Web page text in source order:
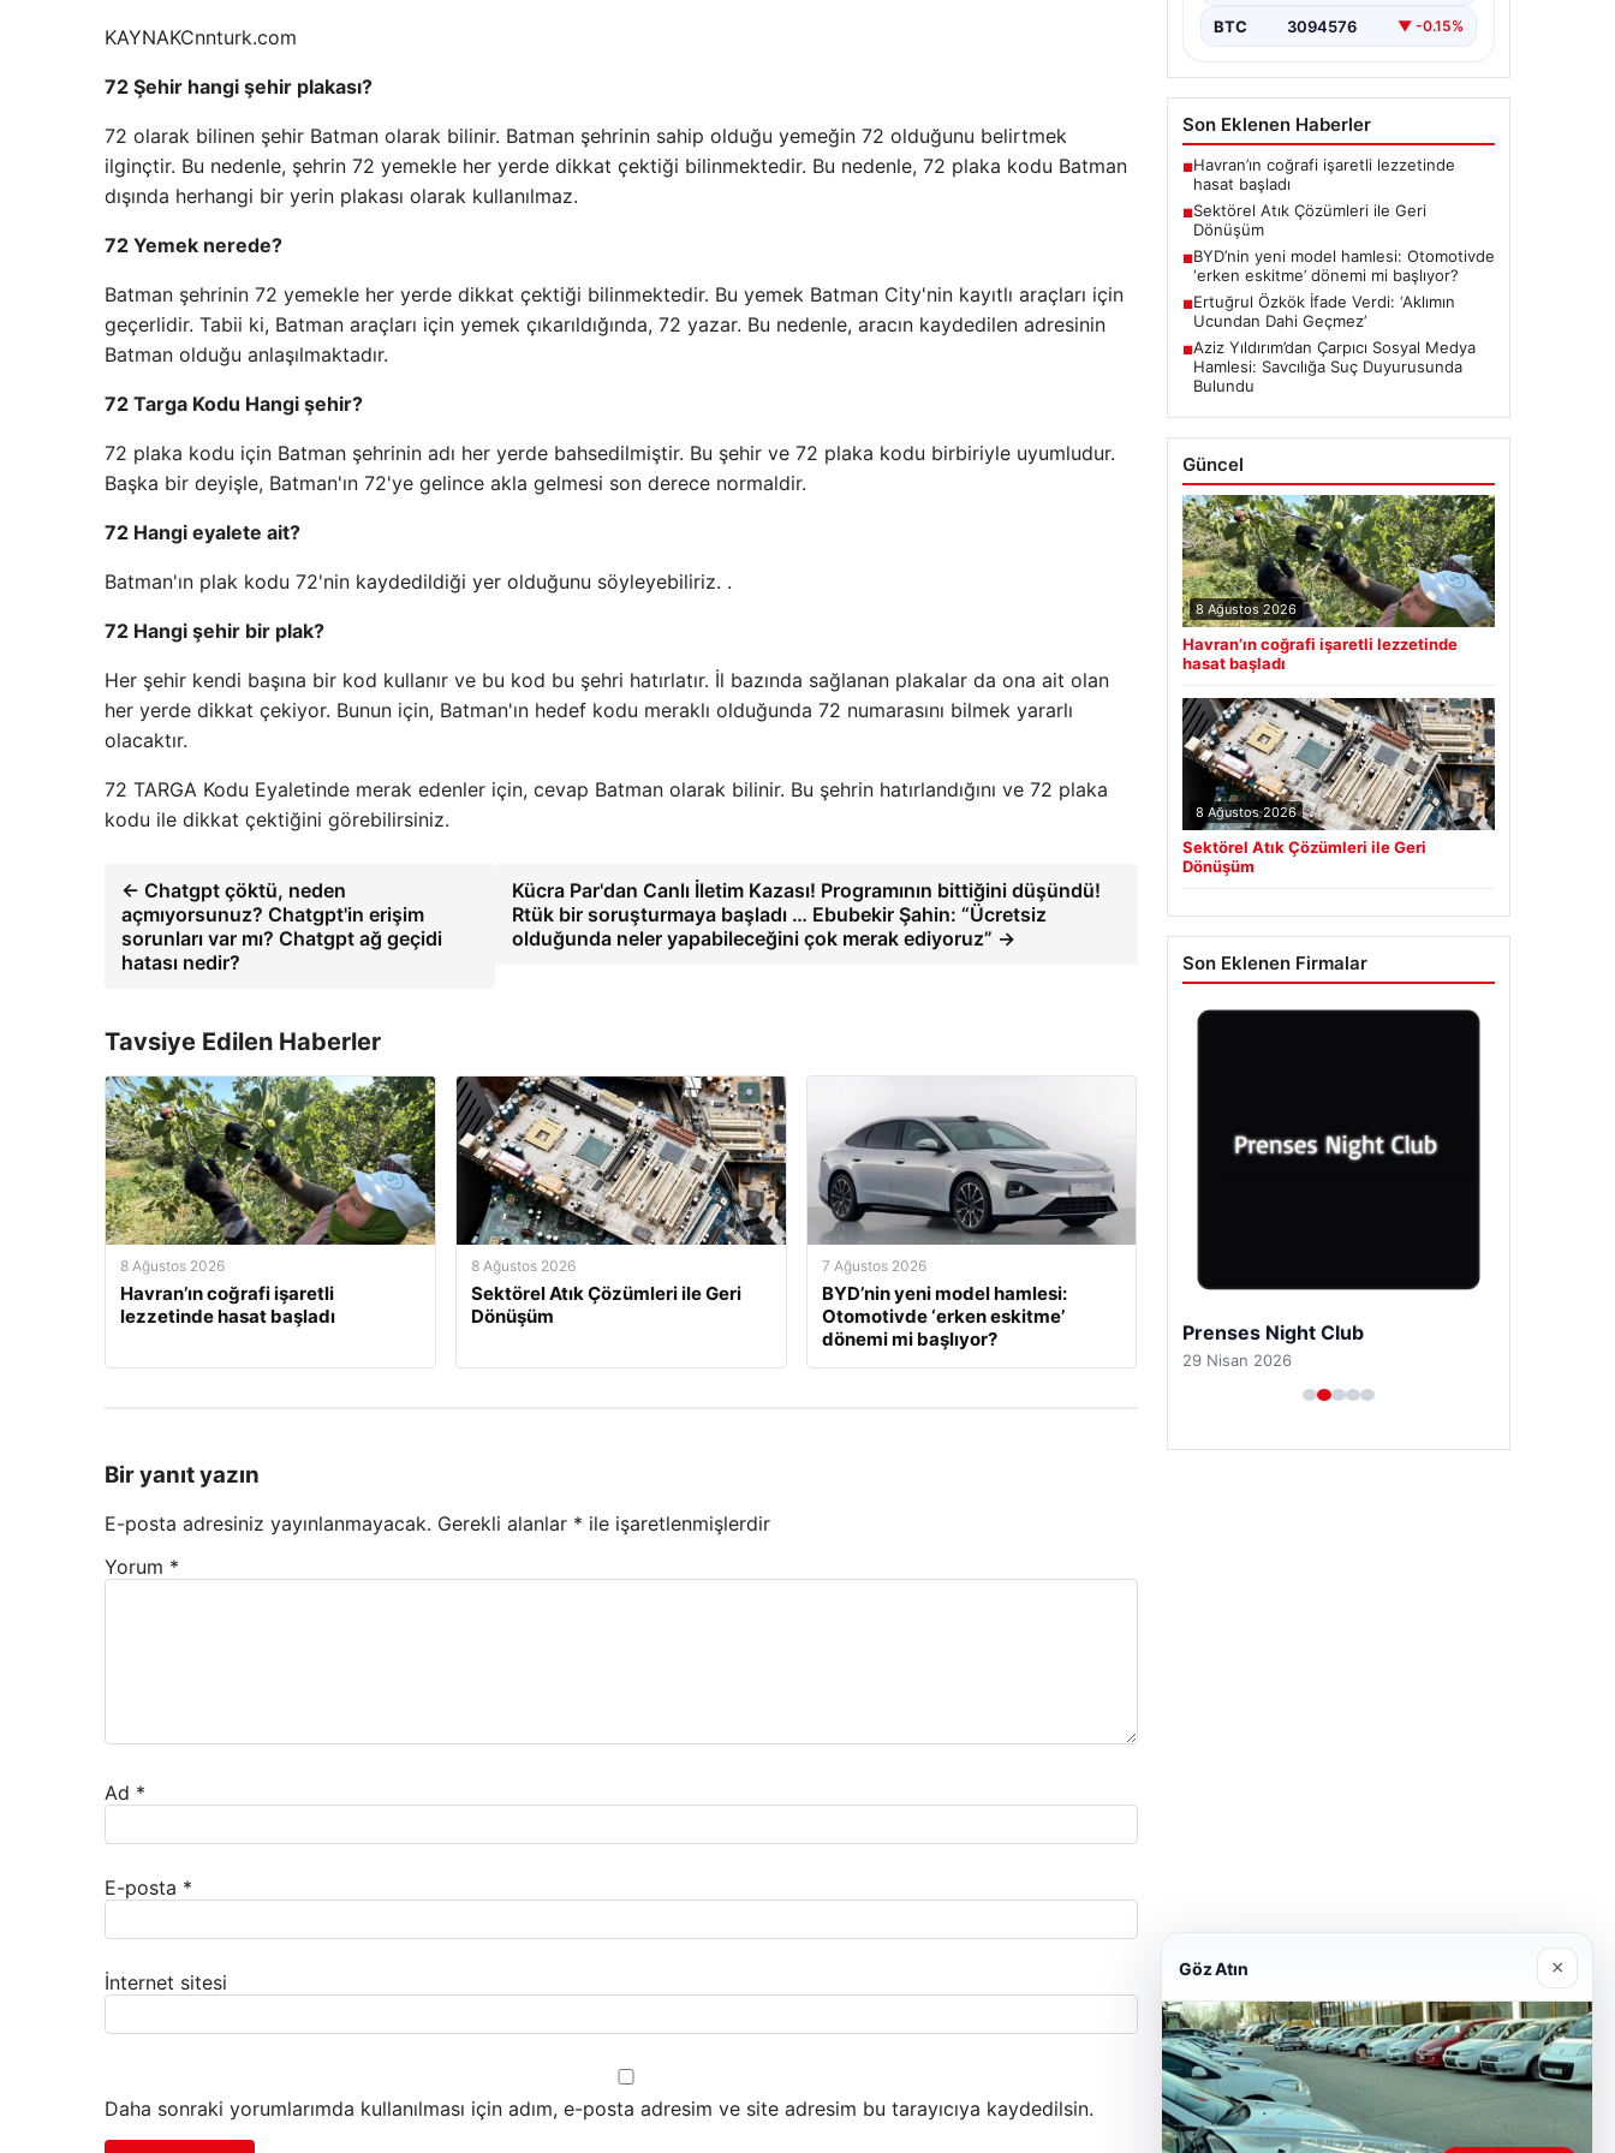
KAYNAKCnnturk.com
72 Şehir hangi şehir plakası?
72 olarak bilinen şehir Batman olarak bilinir. Batman şehrinin sahip olduğu yemeğin 72 olduğunu belirtmek
ilginçtir. Bu nedenle, şehrin 72 yemekle her yerde dikkat çektiği bilinmektedir. Bu nedenle, 72 plaka kodu Batman
dışında herhangi bir yerin plakası olarak kullanılmaz.
72 Yemek nerede?
Batman şehrinin 72 yemekle her yerde dikkat çektiği bilinmektedir. Bu yemek Batman City'nin kayıtlı araçları için
geçerlidir. Tabii ki, Batman araçları için yemek çıkarıldığında, 72 yazar. Bu nedenle, aracın kaydedilen adresinin
Batman olduğu anlaşılmaktadır.
72 Targa Kodu Hangi şehir?
72 plaka kodu için Batman şehrinin adı her yerde bahsedilmiştir. Bu şehir ve 72 plaka kodu birbiriyle uyumludur.
Başka bir deyişle, Batman'ın 72'ye gelince akla gelmesi son derece normaldir.
72 Hangi eyalete ait?
Batman'ın plak kodu 72'nin kaydedildiği yer olduğunu söyleyebiliriz. .
72 Hangi şehir bir plak?
Her şehir kendi başına bir kod kullanır ve bu kod bu şehri hatırlatır. İl bazında sağlanan plakalar da ona ait olan
her yerde dikkat çekiyor. Bunun için, Batman'ın hedef kodu meraklı olduğunda 72 numarasını bilmek yararlı
olacaktır.
72 TARGA Kodu Eyaletinde merak edenler için, cevap Batman olarak bilinir. Bu şehrin hatırlandığını ve 72 plaka
kodu ile dikkat çektiğini görebilirsiniz.
← Chatgpt çöktü, neden
açmıyorsunuz? Chatgpt'in erişim
sorunları var mı? Chatgpt ağ geçidi
hatası nedir?
Kücra Par'dan Canlı İletim Kazası! Programının bittiğini düşündü!
Rtük bir soruşturmaya başladı … Ebubekir Şahin: “Ücretsiz
olduğunda neler yapabileceğini çok merak ediyoruz” →
Tavsiye Edilen Haberler
8 Ağustos 2026
Havran’ın coğrafi işaretli
lezzetinde hasat başladı
8 Ağustos 2026
Sektörel Atık Çözümleri ile Geri
Dönüşüm
7 Ağustos 2026
BYD’nin yeni model hamlesi:
Otomotivde ‘erken eskitme’
dönemi mi başlıyor?
Bir yanıt yazın
E-posta adresiniz yayınlanmayacak. Gerekli alanlar * ile işaretlenmişlerdir
Yorum *
Ad *
E-posta *
İnternet sitesi
Daha sonraki yorumlarımda kullanılması için adım, e-posta adresim ve site adresim bu tarayıcıya kaydedilsin.
BTC 3094576 ▼ -0.15%
Son Eklenen Haberler
■Havran’ın coğrafi işaretli lezzetinde
hasat başladı
■Sektörel Atık Çözümleri ile Geri
Dönüşüm
■BYD’nin yeni model hamlesi: Otomotivde
‘erken eskitme’ dönemi mi başlıyor?
■Ertuğrul Özkök İfade Verdi: ‘Aklımın
Ucundan Dahi Geçmez’
■Aziz Yıldırım’dan Çarpıcı Sosyal Medya
Hamlesi: Savcılığa Suç Duyurusunda
Bulundu
Güncel
8 Ağustos 2026
Havran’ın coğrafi işaretli lezzetinde
hasat başladı
8 Ağustos 2026
Sektörel Atık Çözümleri ile Geri
Dönüşüm
Son Eklenen Firmalar
Prenses Night Club
29 Nisan 2026
Göz Atın ×